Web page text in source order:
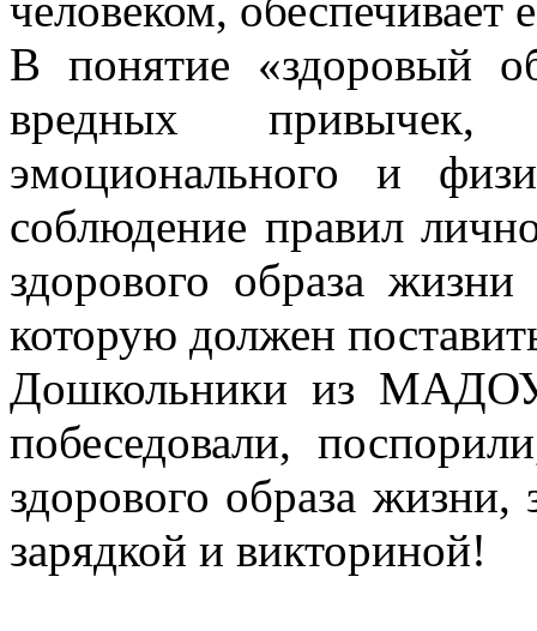
человеком,
В понятие «здоровый
вредных привычек,
эмоционального и
соблюдение правил
здорового образа
которую должен
Дошкольники из
побеседовали,
здорового образа жизни,
зарядкой и викториной!